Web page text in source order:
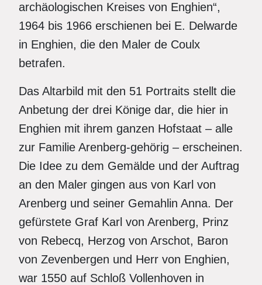
archäologischen Kreises von Enghien“,
1964 bis 1966 erschienen bei E. Delwarde
in Enghien, die den Maler de Coulx
betrafen.
Das Altarbild mit den 51 Portraits stellt die
Anbetung der drei Könige dar, die hier in
Enghien mit ihrem ganzen Hofstaat – alle
zur Familie Arenberg-gehörig – erscheinen.
Die Idee zu dem Gemälde und der Auftrag
an den Maler gingen aus von Karl von
Arenberg und seiner Gemahlin Anna. Der
gefürstete Graf Karl von Arenberg, Prinz
von Rebecq, Herzog von Arschot, Baron
von Zevenbergen und Herr von Enghien,
war 1550 auf Schloß Vollenhoven in